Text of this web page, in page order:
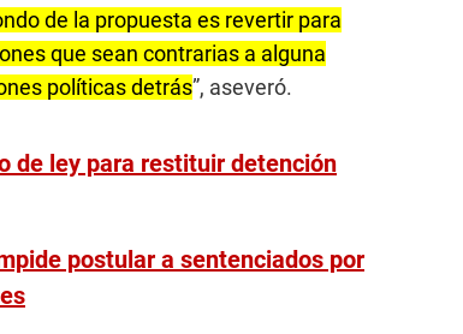
de la propuesta es revertir para
que sean contrarias a alguna
políticas detrás”, aseveró.
de ley para restituir detención
postular a sentenciados por